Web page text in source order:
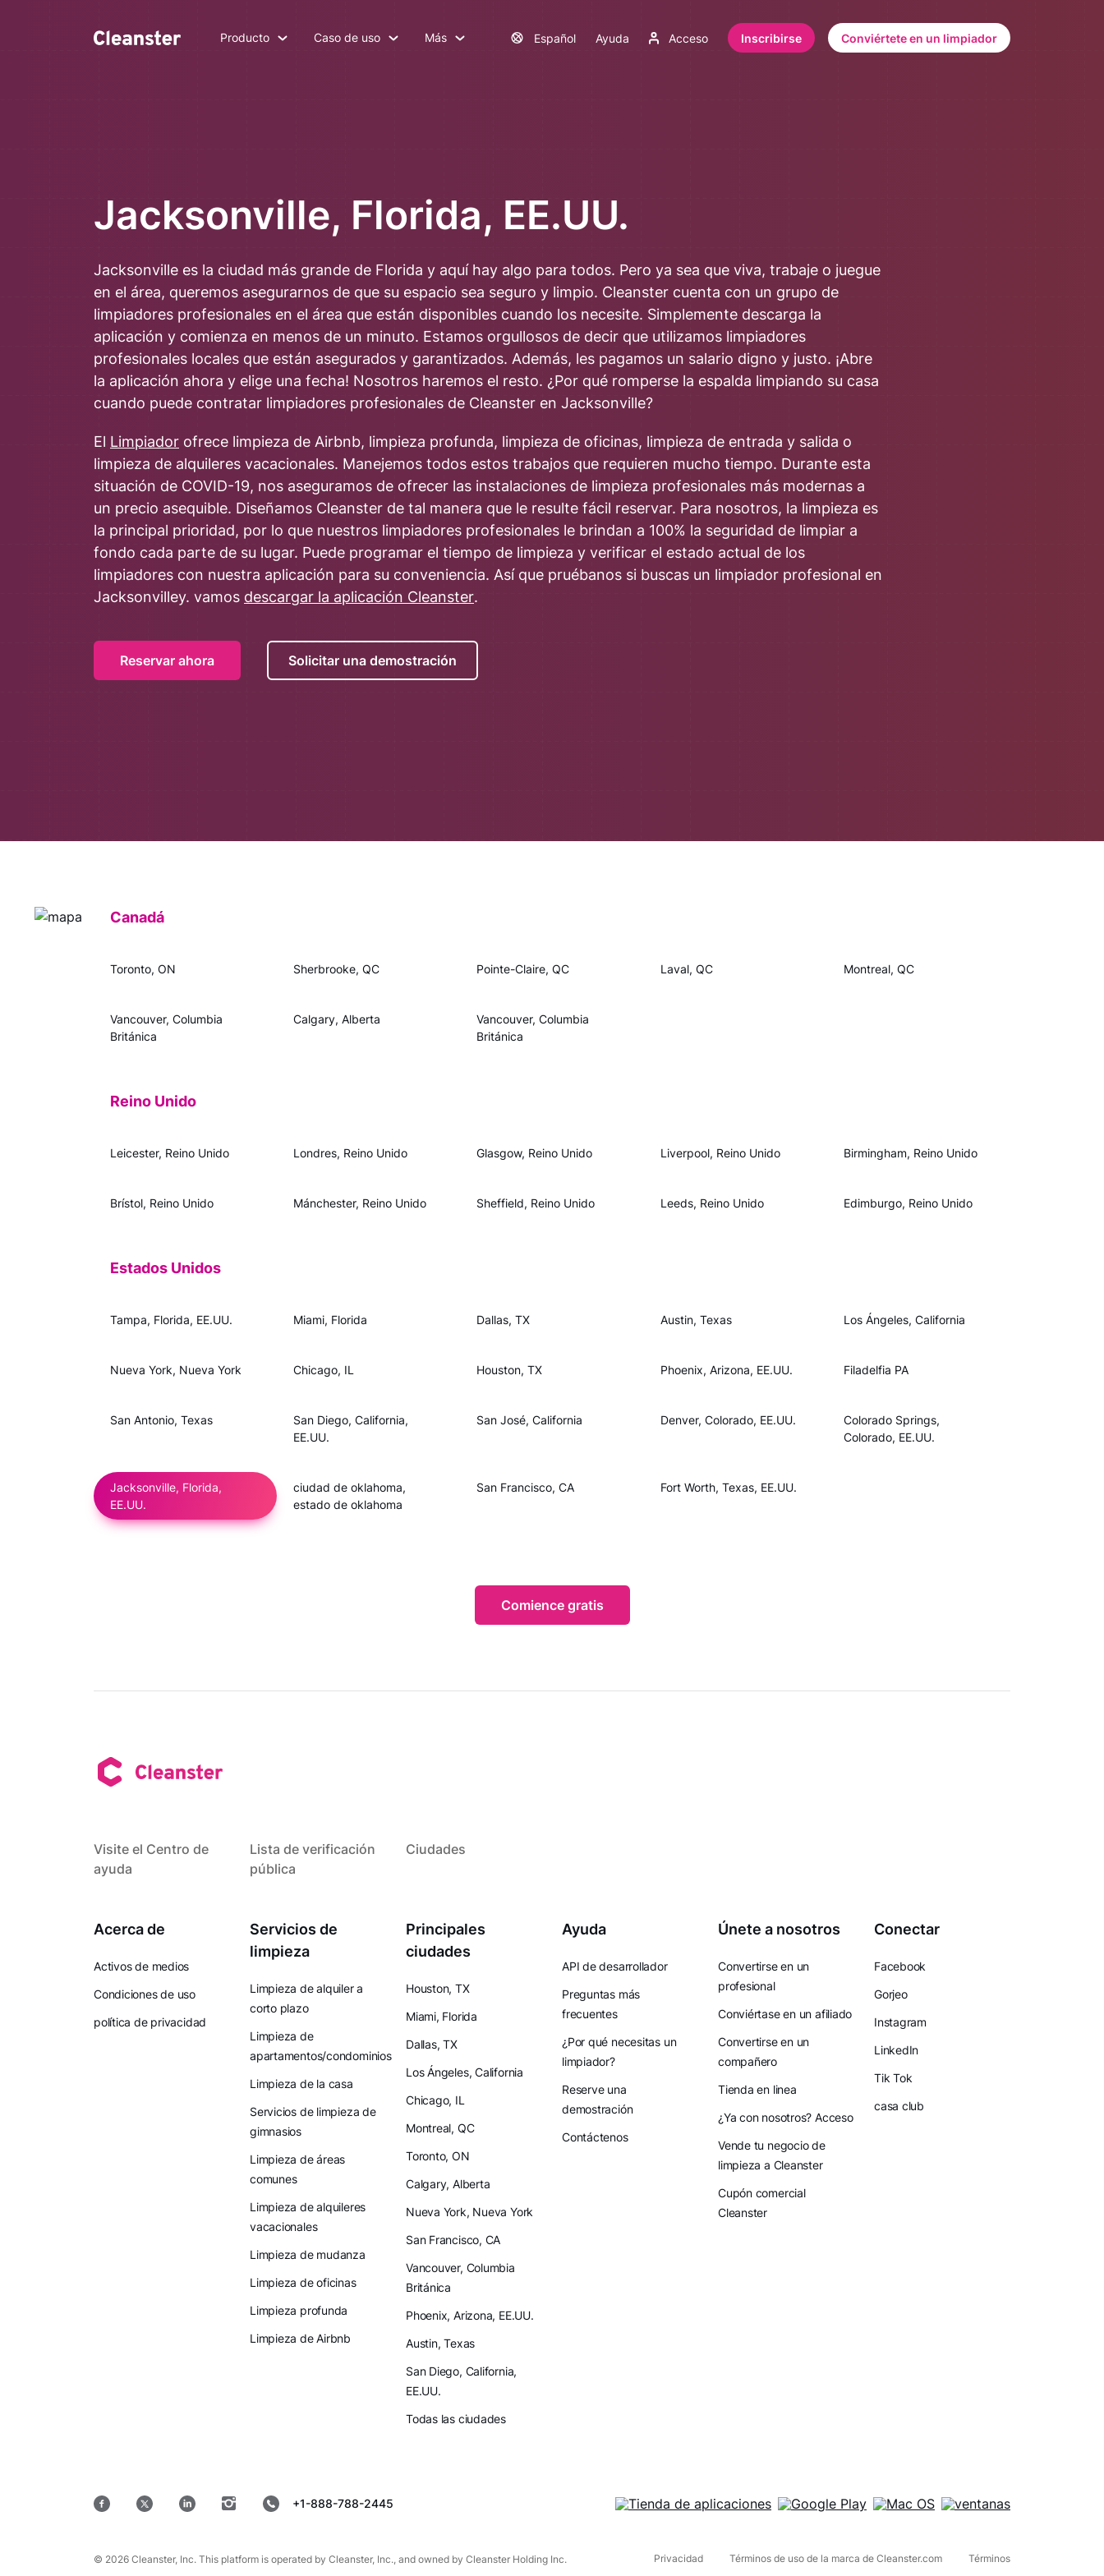
Producto Caso de uso Más Español Ayuda Acceso Inscribirse Conviértete en un limpiador
Jacksonville, Florida, EE.UU.
Jacksonville es la ciudad más grande de Florida y aquí hay algo para todos. Pero ya sea que viva, trabaje o juegue
en el área, queremos asegurarnos de que su espacio sea seguro y limpio. Cleanster cuenta con un grupo de
limpiadores profesionales en el área que están disponibles cuando los necesite. Simplemente descarga la
aplicación y comienza en menos de un minuto. Estamos orgullosos de decir que utilizamos limpiadores
profesionales locales que están asegurados y garantizados. Además, les pagamos un salario digno y justo. ¡Abre
la aplicación ahora y elige una fecha! Nosotros haremos el resto. ¿Por qué romperse la espalda limpiando su casa
cuando puede contratar limpiadores profesionales de Cleanster en Jacksonville?
El Limpiador ofrece limpieza de Airbnb, limpieza profunda, limpieza de oficinas, limpieza de entrada y salida o
limpieza de alquileres vacacionales. Manejemos todos estos trabajos que requieren mucho tiempo. Durante esta
situación de COVID-19, nos aseguramos de ofrecer las instalaciones de limpieza profesionales más modernas a
un precio asequible. Diseñamos Cleanster de tal manera que le resulte fácil reservar. Para nosotros, la limpieza es
la principal prioridad, por lo que nuestros limpiadores profesionales le brindan a 100% la seguridad de limpiar a
fondo cada parte de su lugar. Puede programar el tiempo de limpieza y verificar el estado actual de los
limpiadores con nuestra aplicación para su conveniencia. Así que pruébanos si buscas un limpiador profesional en
Jacksonvilley. vamos descargar la aplicación Cleanster.
Reservar ahora Solicitar una demostración
Canadá
Toronto, ON Sherbrooke, QC Pointe-Claire, QC Laval, QC Montreal, QC
Vancouver, Columbia
Británica
Calgary, Alberta
Vancouver, Columbia
Británica
Reino Unido
Leicester, Reino Unido Londres, Reino Unido Glasgow, Reino Unido Liverpool, Reino Unido Birmingham, Reino Unido
Brístol, Reino Unido Mánchester, Reino Unido Sheffield, Reino Unido Leeds, Reino Unido Edimburgo, Reino Unido
Estados Unidos
Tampa, Florida, EE.UU. Miami, Florida Dallas, TX Austin, Texas Los Ángeles, California
Nueva York, Nueva York Chicago, IL Houston, TX Phoenix, Arizona, EE.UU. Filadelfia PA
San Antonio, Texas
San Diego, California,
EE.UU.
San José, California Denver, Colorado, EE.UU.
Colorado Springs,
Colorado, EE.UU.
Jacksonville, Florida,
EE.UU.
ciudad de oklahoma,
estado de oklahoma
San Francisco, CA Fort Worth, Texas, EE.UU.
Comience gratis
Visite el Centro de
ayuda
Lista de verificación
pública
Ciudades
Acerca de
Activos de medios
Condiciones de uso
política de privacidad
Servicios de
limpieza
Limpieza de alquiler a
corto plazo
Limpieza de
apartamentos/condominios
Limpieza de la casa
Servicios de limpieza de
gimnasios
Limpieza de áreas
comunes
Limpieza de alquileres
vacacionales
Limpieza de mudanza
Limpieza de oficinas
Limpieza profunda
Limpieza de Airbnb
Principales
ciudades
Houston, TX
Miami, Florida
Dallas, TX
Los Ángeles, California
Chicago, IL
Montreal, QC
Toronto, ON
Calgary, Alberta
Nueva York, Nueva York
San Francisco, CA
Vancouver, Columbia
Británica
Phoenix, Arizona, EE.UU.
Austin, Texas
San Diego, California,
EE.UU.
Todas las ciudades
Ayuda
API de desarrollador
Preguntas más
frecuentes
¿Por qué necesitas un
limpiador?
Reserve una
demostración
Contáctenos
Únete a nosotros
Convertirse en un
profesional
Conviértase en un afiliado
Convertirse en un
compañero
Tienda en linea
¿Ya con nosotros? Acceso
Vende tu negocio de
limpieza a Cleanster
Cupón comercial
Cleanster
Conectar
Facebook
Gorjeo
Instagram
LinkedIn
Tik Tok
casa club
+1-888-788-2445
© 2026 Cleanster, Inc. This platform is operated by Cleanster, Inc., and owned by Cleanster Holding Inc. Privacidad Términos de uso de la marca de Cleanster.com Términos